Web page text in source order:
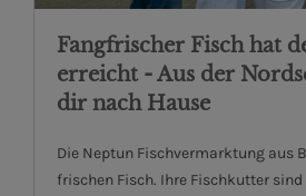
Fangfrischer Fisch hat
erreicht - Aus der
dir nach Hause
Die Neptun Fischvermarktung aus
frischen Fisch. Ihre Fischkutter